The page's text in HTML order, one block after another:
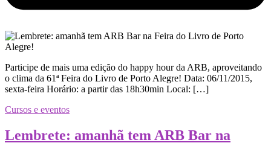
Participe de mais uma edição do happy hour da ARB, aproveitando
o clima da 61ª Feira do Livro de Porto Alegre! Data: 06/11/2015,
sexta-feira Horário: a partir das 18h30min Local: […]
Cursos e eventos
Lembrete: amanhã tem ARB Bar na